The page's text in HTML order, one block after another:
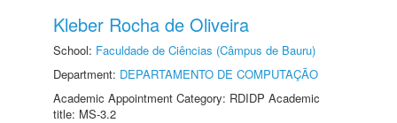
Kleber Rocha de Oliveira
School: Faculdade de Ciências (Câmpus de Bauru)
Department: DEPARTAMENTO DE COMPUTAÇÃO
Academic Appointment Category: RDIDP Academic
title: MS-3.2